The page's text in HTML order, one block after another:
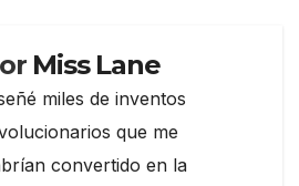
Miss Lane
miles de inventos
que me
convertido en la